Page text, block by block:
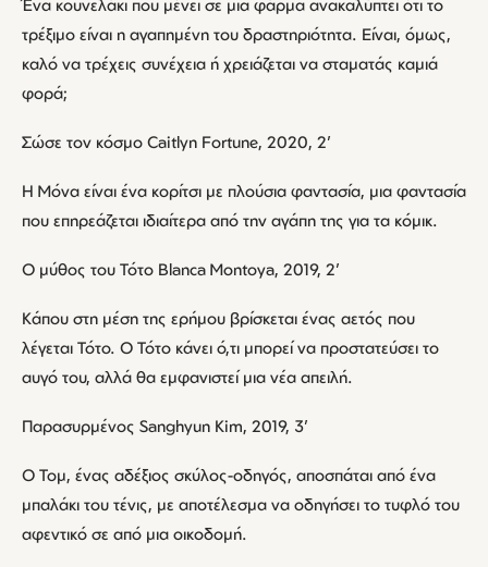
Ένα κουνελάκι που μένει σε μια φάρμα ανακαλύπτει ότι το
τρέξιμο είναι η αγαπημένη του δραστηριότητα. Είναι, όμως,
καλό να τρέχεις συνέχεια ή χρειάζεται να σταματάς καμιά
φορά;
Σώσε τον κόσμο Caitlyn Fortune, 2020, 2’
Η Μόνα είναι ένα κορίτσι με πλούσια φαντασία, μια φαντασία
που επηρεάζεται ιδιαίτερα από την αγάπη της για τα κόμικ.
Ο μύθος του Τότο Blanca Montoya, 2019, 2’
Κάπου στη μέση της ερήμου βρίσκεται ένας αετός που
λέγεται Τότο. Ο Τότο κάνει ό,τι μπορεί να προστατεύσει το
αυγό του, αλλά θα εμφανιστεί μια νέα απειλή.
Παρασυρμένος Sanghyun Kim, 2019, 3’
Ο Τομ, ένας αδέξιος σκύλος-οδηγός, αποσπάται από ένα
μπαλάκι του τένις, με αποτέλεσμα να οδηγήσει το τυφλό του
αφεντικό σε από μια οικοδομή.